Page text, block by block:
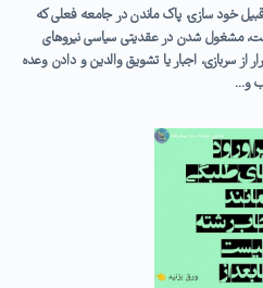
خود سازی، پاک ماندن در جامعه فعلی که
مشغول شدن در عقدیتی سیاسی نیروهای
سربازی، اجبار یا تشویق والدین و دادن وعده
و…